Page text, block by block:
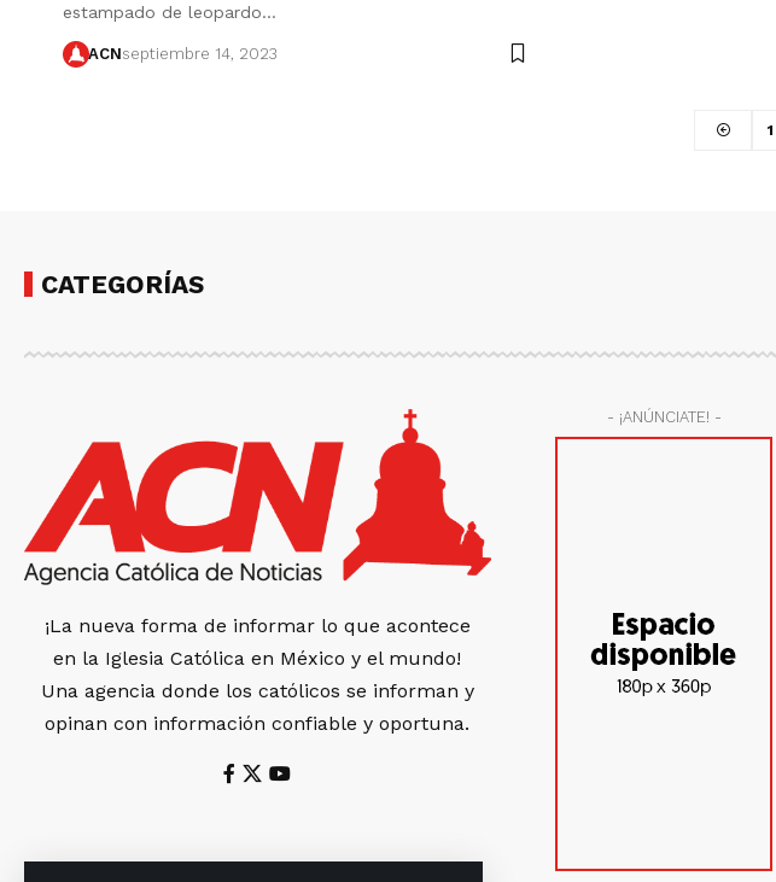
estampado de leopardo…
ACNseptiembre 14, 2023
1
CATEGORÍAS
¡La nueva forma de informar lo que acontece
en la Iglesia Católica en México y el mundo!
Una agencia donde los católicos se informan y
opinan con información confiable y oportuna.
- ¡ANÚNCIATE! -